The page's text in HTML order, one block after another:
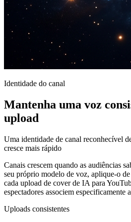
Identidade do canal
Mantenha uma voz
upload
Uma identidade de canal reconhecível
cresce mais rápido
Canais crescem quando as audiências
seu próprio modelo de voz, aplique-o
cada upload de cover de IA para
espectadores associem especificamente
Uploads consistentes